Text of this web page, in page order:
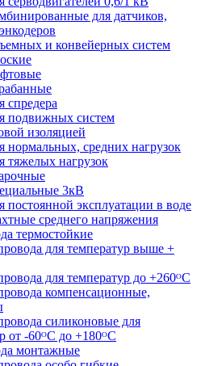
для датчиков,
и конвейерных систем
спредера
подвижных систем
изоляцией
нормальных, средних нагрузок
тяжелых нагрузок
3кВ
постоянной эксплуатации в воде
среднего напряжения
термостойкие
для температур выше +
для температур до +260ᴼС
компенсационные,
силиконовые для
от -60ᴼC до +180ᴼС
монтажные